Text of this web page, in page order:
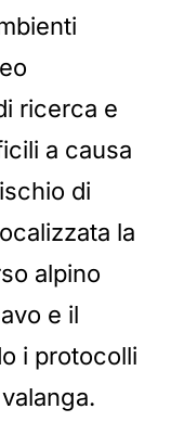
ricerca e
a causa
di
la
alpino
e il
i protocolli